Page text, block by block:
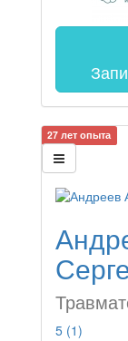
27 лет опыта
5 (1)